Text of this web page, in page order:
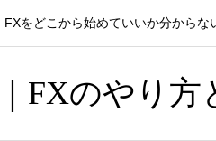
をどこから始めていいか分から
FXのやり方